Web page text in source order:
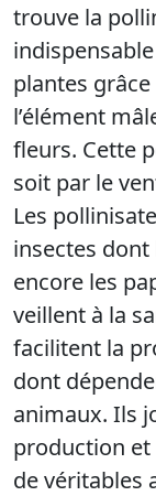
trouve la
plantes
l’élément
fleurs. Cette
soit par le
Les
insectes dont
encore les
veillent à la
facilitent la
dont
animaux. Ils
production
de véritables